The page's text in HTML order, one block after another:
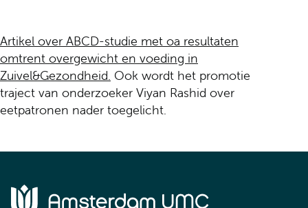
Artikel over ABCD-studie met oa resultaten
omtrent overgewicht en voeding in
Zuivel&Gezondheid. Ook wordt het promotie
traject van onderzoeker Viyan Rashid over
eetpatronen nader toegelicht.